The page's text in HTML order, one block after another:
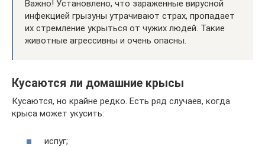
Важно! Установлено, что зараженные вирусной
инфекцией грызуны утрачивают страх, пропадает
их стремление укрыться от чужих людей. Такие
животные агрессивны и очень опасны.
Кусаются ли домашние крысы
Кусаются, но крайне редко. Есть ряд случаев, когда
крыса может укусить:
испуг;